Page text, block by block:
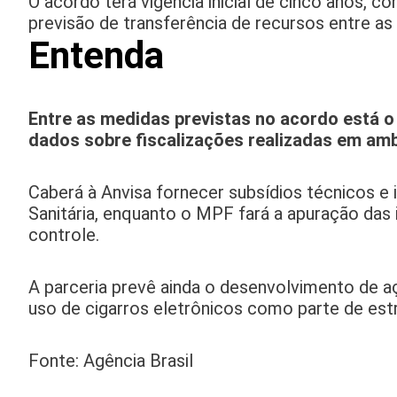
previsão de transferência de recursos entre
Entenda
Entre as medidas previstas no acordo está
dados sobre fiscalizações realizadas em
Caberá à Anvisa fornecer subsídios técnicos
Sanitária, enquanto o MPF fará a apuração
controle.
A parceria prevê ainda o desenvolvimento de
uso de cigarros eletrônicos como parte de
Fonte: Agência Brasil